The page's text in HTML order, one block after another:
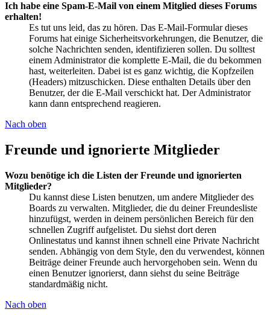
Ich habe eine Spam-E-Mail von einem Mitglied dieses Forums
erhalten!
Es tut uns leid, das zu hören. Das E-Mail-Formular dieses
Forums hat einige Sicherheitsvorkehrungen, die Benutzer, die
solche Nachrichten senden, identifizieren sollen. Du solltest
einem Administrator die komplette E-Mail, die du bekommen
hast, weiterleiten. Dabei ist es ganz wichtig, die Kopfzeilen
(Headers) mitzuschicken. Diese enthalten Details über den
Benutzer, der die E-Mail verschickt hat. Der Administrator
kann dann entsprechend reagieren.
Nach oben
Freunde und ignorierte Mitglieder
Wozu benötige ich die Listen der Freunde und ignorierten
Mitglieder?
Du kannst diese Listen benutzen, um andere Mitglieder des
Boards zu verwalten. Mitglieder, die du deiner Freundesliste
hinzufügst, werden in deinem persönlichen Bereich für den
schnellen Zugriff aufgelistet. Du siehst dort deren
Onlinestatus und kannst ihnen schnell eine Private Nachricht
senden. Abhängig von dem Style, den du verwendest, können
Beiträge deiner Freunde auch hervorgehoben sein. Wenn du
einen Benutzer ignorierst, dann siehst du seine Beiträge
standardmäßig nicht.
Nach oben